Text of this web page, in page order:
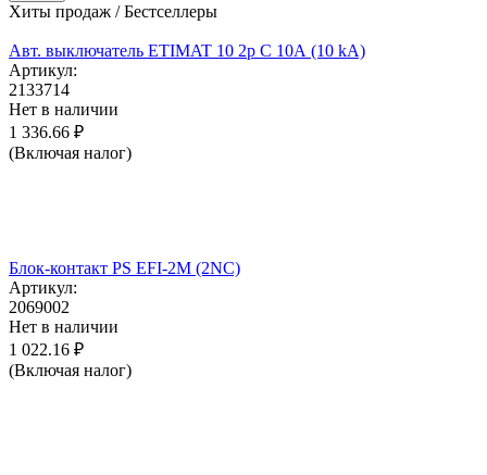
Хиты продаж / Бестселлеры
Авт. выключатель ETIMAT 10 2p C 10А (10 kA)
Артикул:
2133714
Нет в наличии
1 336.66 ₽
(Включая налог)
Блок-контакт PS EFI-2M (2NC)
Артикул:
2069002
Нет в наличии
1 022.16 ₽
(Включая налог)